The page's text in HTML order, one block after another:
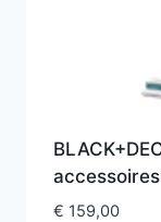
€ 159,00